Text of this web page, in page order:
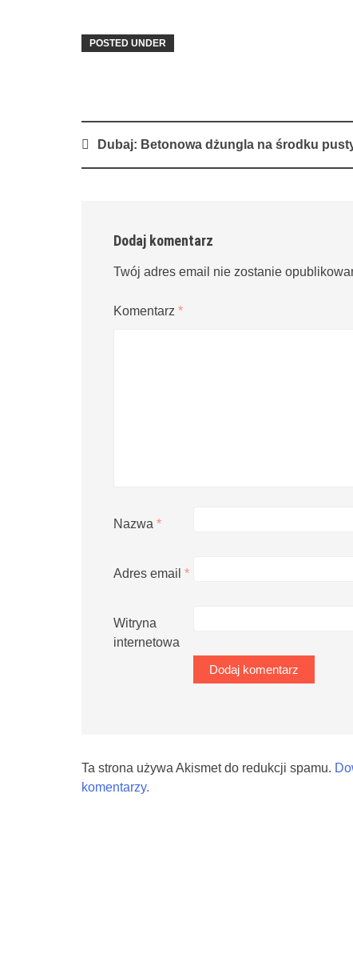
POSTED UNDER
PostDubaj: Betonowa dżungla na środku
Dodaj komentarz
Twój adres email nie zostanie
Komentarz *
Nazwa *
Adres email *
Witryna
internetowa
Ta strona używa Akismet do redukcji spamu.
komentarzy.